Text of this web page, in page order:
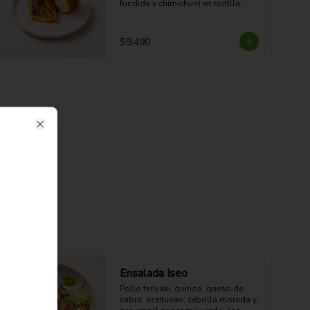
fundida y chimichurri en tortilla
45g Proteina - 58g Carbohidratos -
36g grasa - 6g Fibra - 748 Kcal
$9.490
Ensalada Iseo
Pollo teriyaki, quinoa, queso de
cabra, aceitunas, cebolla morada y